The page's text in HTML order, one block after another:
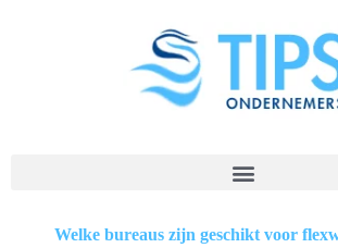
Welke bureaus zijn geschikt voor